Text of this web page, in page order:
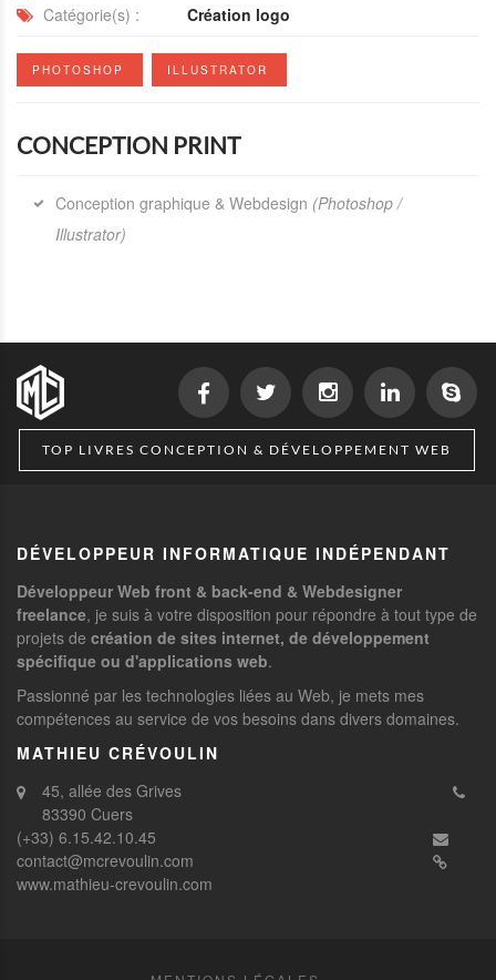
Catégorie(s) :
Création logo
PHOTOSHOP ILLUSTRATOR
CONCEPTION PRINT
Conception graphique & Webdesign (Photoshop /
Illustrator)
TOP LIVRES CONCEPTION & DÉVELOPPEMENT WEB
DÉVELOPPEUR INFORMATIQUE INDÉPENDANT
Développeur Web front & back-end & Webdesigner
freelance, je suis à votre disposition pour répondre à tout type de
projets de création de sites internet, de développement
spécifique ou d'applications web.
Passionné par les technologies liées au Web, je mets mes
compétences au service de vos besoins dans divers domaines.
MATHIEU CRÉVOULIN
45, allée des Grives
83390 Cuers
(+33) 6.15.42.10.45
contact@mcrevoulin.com
www.mathieu-crevoulin.com